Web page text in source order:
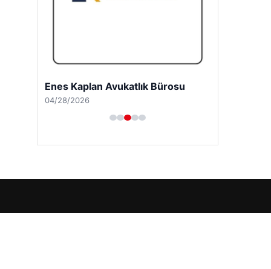
Enes Kaplan Avukatlık Bürosu
04/28/2026